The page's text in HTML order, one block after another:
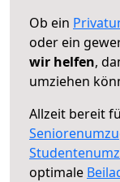
Ob ein
oder ein
wir helfen,
umziehen
Allzeit bereit
optimale